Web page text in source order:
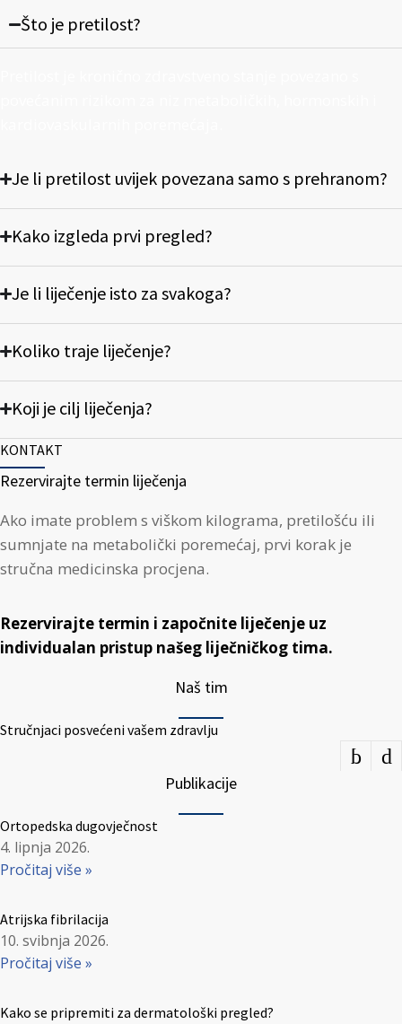
Što je pretilost?
Je li pretilost uvijek povezana samo s prehranom?
Kako izgleda prvi pregled?
Je li liječenje isto za svakoga?
Koliko traje liječenje?
Koji je cilj liječenja?
KONTAKT
Rezervirajte termin liječenja
Ako imate problem s viškom kilograma, pretilošću ili
sumnjate na metabolički poremećaj, prvi korak je
stručna medicinska procjena.
Rezervirajte termin i započnite liječenje uz
individualan pristup našeg liječničkog tima.
Naš tim
Stručnjaci posvećeni vašem zdravlju
Publikacije
Ortopedska dugovječnost
4. lipnja 2026.
Pročitaj više »
Atrijska fibrilacija
10. svibnja 2026.
Pročitaj više »
Kako se pripremiti za dermatološki pregled?